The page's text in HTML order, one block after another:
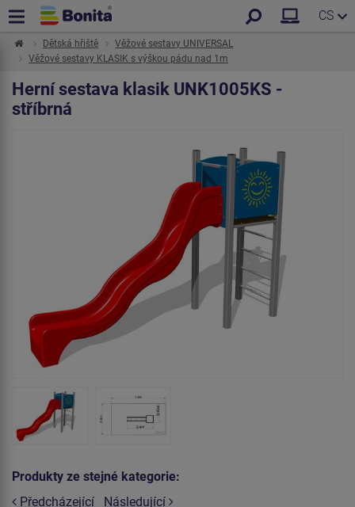
CS
Dětská hřiště
Věžové sestavy UNIVERSAL
Věžové sestavy KLASIK s výškou pádu nad 1m
Herní sestava klasik UNK1005KS -
stříbrná
Produkty ze stejné kategorie:
Předcházející
Následující